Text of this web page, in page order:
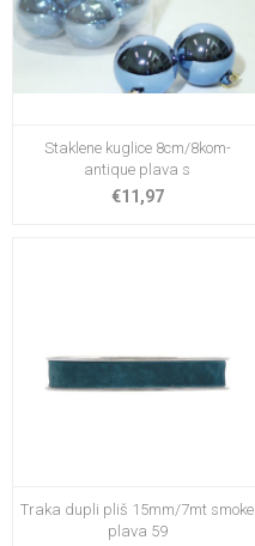
Staklene kuglice 8cm/8kom-
antique plava s
€11,97
Traka dupli pliš 15mm/7mt smoke
plava 59